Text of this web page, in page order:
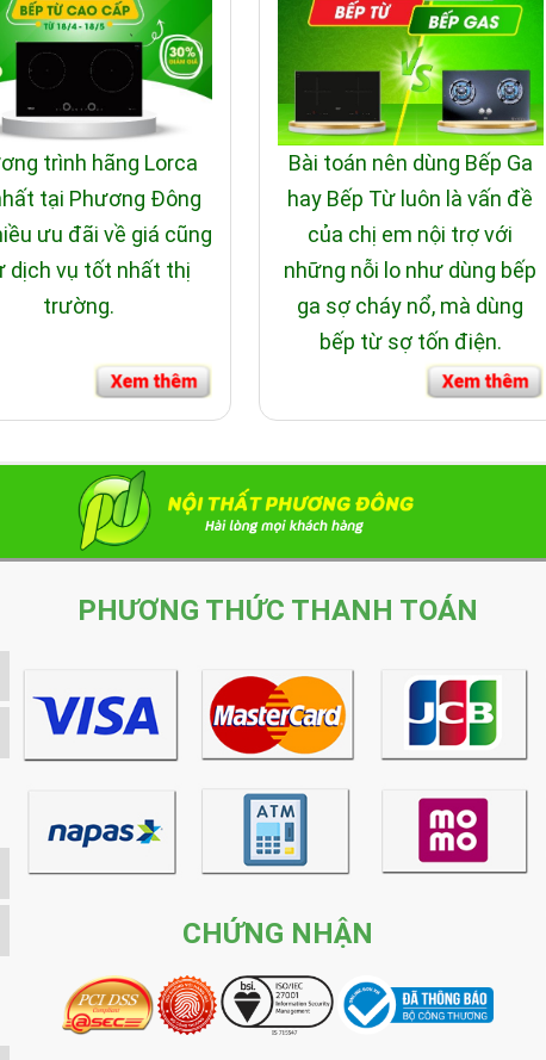
trình hãng Lorca
tại Phương Đông
ưu đãi về giá cũng
dịch vụ tốt nhất thị
trường.
Bài toán nên dùng Bếp Ga
hay Bếp Từ luôn là vấn đề
của chị em nội trợ với
những nỗi lo như dùng bếp
ga sợ cháy nổ, mà dùng
bếp từ sợ tốn điện.
PHƯƠNG THỨC THANH TOÁN
CHỨNG NHẬN